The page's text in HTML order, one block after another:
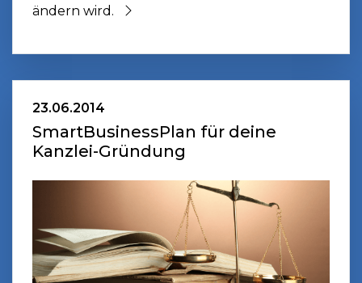
ändern wird.
23.06.2014
SmartBusinessPlan für deine
Kanzlei-Gründung